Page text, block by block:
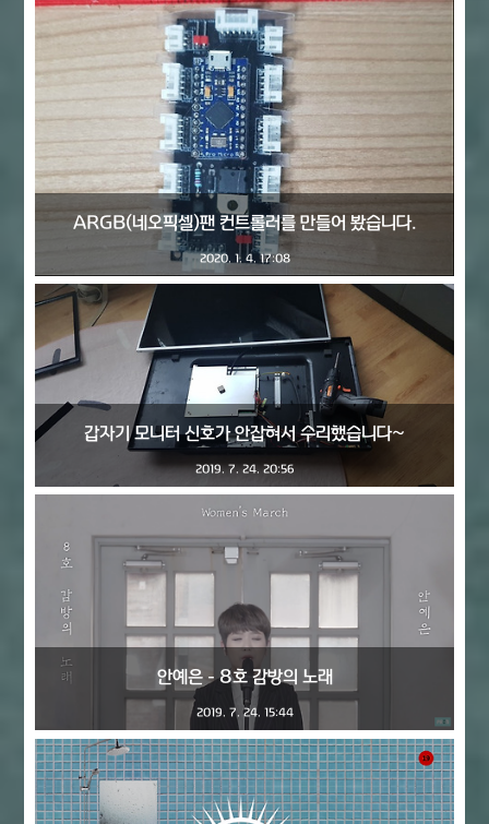
ARGB(네오픽셀)팬 컨트롤러를 만들어 봤습니다.
2020. 1. 4. 17:08
갑자기 모니터 신호가 안잡혀서 수리했습니다~
2019. 7. 24. 20:56
안예은 - 8호 감방의 노래
2019. 7. 24. 15:44